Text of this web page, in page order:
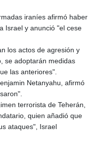
iraníes afirmó haber
Israel y anunció "el cese
los actos de agresión y
se adoptarán medidas
las anteriores".
Netanyahu, afirmó
terrorista de Teherán,
quien añadió que
ataques", Israel